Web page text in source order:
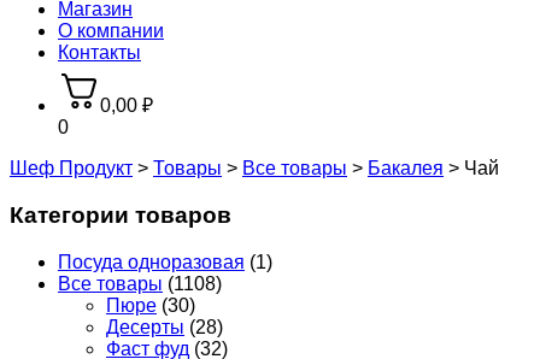
Магазин
О компании
Контакты
0
0,00 ₽
Шеф Продукт > Товары > Все товары > Бакалея > Чай
Категории товаров
Посуда одноразовая (1)
Все товары (1108)
Пюре (30)
Десерты (28)
Фаст фуд (32)